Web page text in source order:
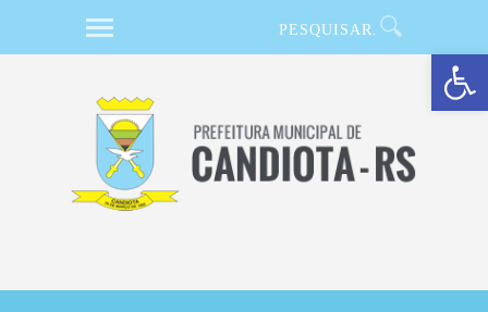
Barra de Ferramentas Aberta